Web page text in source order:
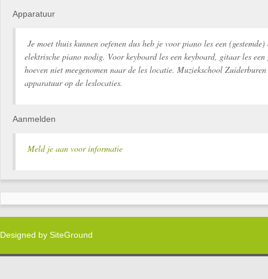
Apparatuur
Je moet thuis kunnen oefenen dus heb je voor piano les een (gestemde)
elektrische piano nodig. Voor keyboard les een keyboard, gitaar les
hoeven niet meegenomen naar de les locatie. Muziekschool
apparatuur op de leslocaties.
Aanmelden
Meld je aan voor informatie
Designed by SiteGround